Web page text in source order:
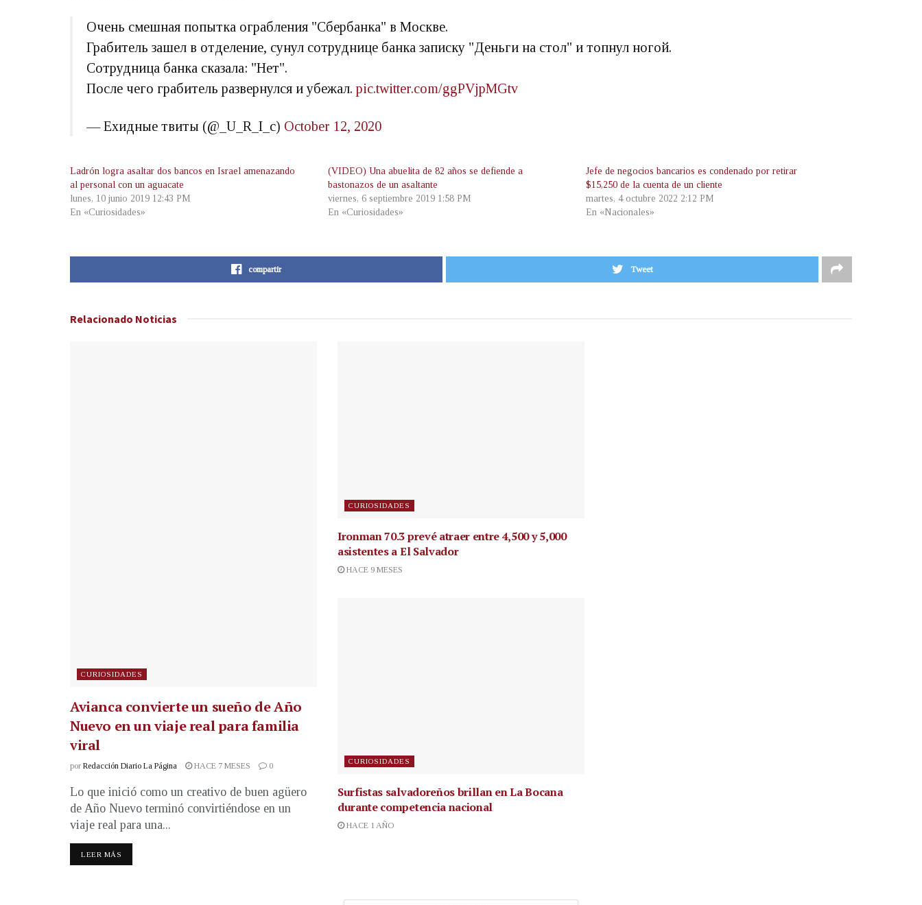
Очень смешная попытка ограбления "Сбербанка" в Москве.
Грабитель зашел в отделение, сунул сотруднице банка записку "Деньги на стол" и топнул ногой.
Сотрудница банка сказала: "Нет".
После чего грабитель развернулся и убежал. pic.twitter.com/ggPVjpMGtv
— Ехидные твиты (@_U_R_I_c) October 12, 2020
Ladrón logra asaltar dos bancos en Israel amenazando
al personal con un aguacate
lunes, 10 junio 2019 12:43 PM
En «Curiosidades»
(VIDEO) Una abuelita de 82 años se defiende a
bastonazos de un asaltante
viernes, 6 septiembre 2019 1:58 PM
En «Curiosidades»
Jefe de negocios bancarios es condenado por retirar
$15,250 de la cuenta de un cliente
martes, 4 octubre 2022 2:12 PM
En «Nacionales»
compartir Tweet
Relacionado Noticias
CURIOSIDADES
Avianca convierte un sueño de Año
Nuevo en un viaje real para familia
viral
por Redacción Diario La Página HACE 7 MESES 0
Lo que inició como un creativo de buen agüero
de Año Nuevo terminó convirtiéndose en un
viaje real para una...
LEER MÁS
CURIOSIDADES
Ironman 70.3 prevé atraer entre 4,500 y 5,000
asistentes a El Salvador
HACE 9 MESES
CURIOSIDADES
Surfistas salvadoreños brillan en La Bocana
durante competencia nacional
HACE 1 AÑO